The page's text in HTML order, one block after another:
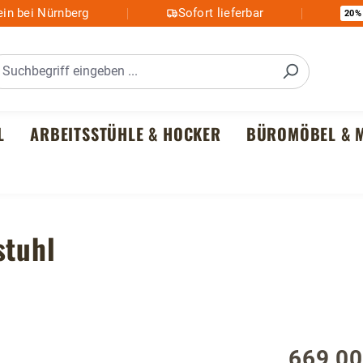
bei Nürnberg Sofort lieferbar 20%
ARBEITSSTÜHLE & HOCKER BÜROMÖBEL &
Regulärer